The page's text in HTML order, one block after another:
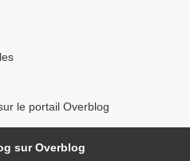
le portail Overblog
sur Overblog